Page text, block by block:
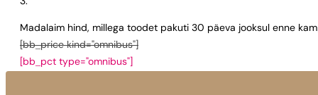
Madalaim hind, millega toodet pakuti 30 päeva jooksul enne
[bb_price kind="omnibus"]
[bb_pct type="omnibus"]